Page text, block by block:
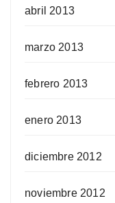
abril 2013
marzo 2013
febrero 2013
enero 2013
diciembre 2012
noviembre 2012